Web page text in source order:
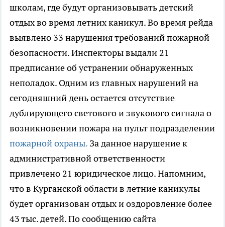
школам, где будут организовывать детский
отдых во время летних каникул.Во время рейда
выявлено 33 нарушения требований пожарной
безопасности. Инспекторы выдали 21
предписание об устранении обнаруженных
неполадок. Одним из главных нарушений на
сегодняшний день остается отсутствие
дублирующего светового и звукового сигнала о
возникновении пожара на пульт подразделении
пожарной охраны. За данное нарушение к
административной ответственности
привлечено 21 юридическое лицо. Напомним,
что в Курганской области в летние каникулы
будет организован отдых и оздоровление более
43 тыс. детей. По сообщению сайта